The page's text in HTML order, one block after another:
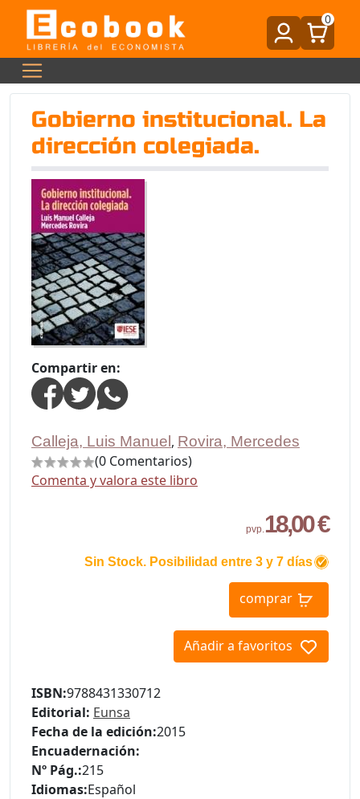
0
Gobierno institucional. La
dirección colegiada.
Compartir en:
Calleja, Luis Manuel , Rovira, Mercedes
(0 Comentarios)
Comenta y valora este libro
pvp.18,00 €
Sin Stock. Posibilidad entre 3 y 7 días
comprar
Añadir a favoritos
ISBN:9788431330712
Editorial: Eunsa
Fecha de la edición:2015
Encuadernación:
Nº Pág.:215
Idiomas:Español